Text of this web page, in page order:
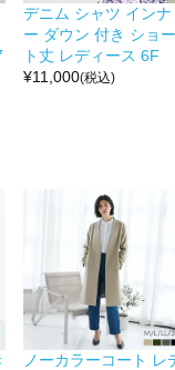
デニム シャツ インナ
ー ダウン 付き ショー
ト丈 レディース 6F
¥11,000(税込)
ノーカラーコート レ